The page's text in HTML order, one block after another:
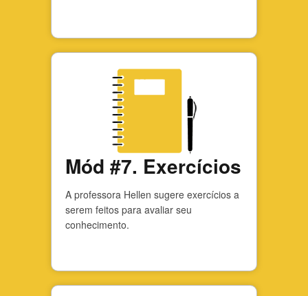
Mód #7. Exercícios
A professora Hellen sugere exercícios a
serem feitos para avaliar seu
conhecimento.